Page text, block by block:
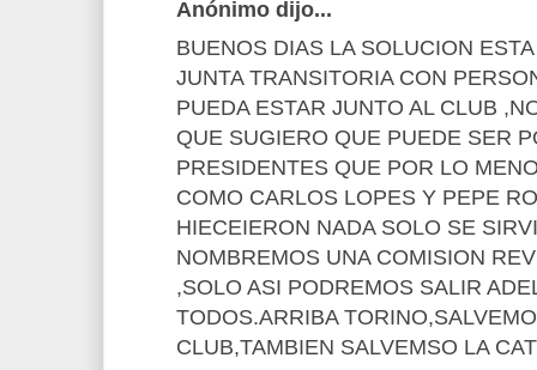
Anónimo dijo...
BUENOS DIAS LA SOLUCION
JUNTA TRANSITORIA CON
PUEDA ESTAR JUNTO AL CLUB
QUE SUGIERO QUE PUEDE SER
PRESIDENTES QUE POR LO
COMO CARLOS LOPES Y PEPE
HIECEIERON NADA SOLO SE
NOMBREMOS UNA COMISION
,SOLO ASI PODREMOS SALIR
TODOS.ARRIBA
CLUB,TAMBIEN SALVEMSO LA